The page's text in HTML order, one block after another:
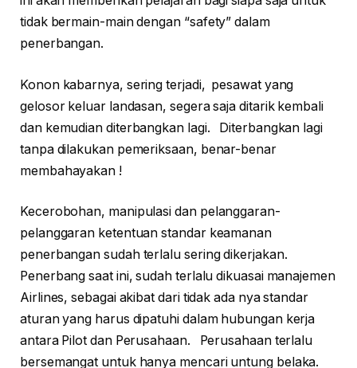
tidak bermain-main dengan “safety” dalam
penerbangan.
Konon kabarnya, sering terjadi, pesawat yang
gelosor keluar landasan, segera saja ditarik kembali
dan kemudian diterbangkan lagi. Diterbangkan lagi
tanpa dilakukan pemeriksaan, benar-benar
membahayakan !
Kecerobohan, manipulasi dan pelanggaran-
pelanggaran ketentuan standar keamanan
penerbangan sudah terlalu sering dikerjakan.
Penerbang saat ini, sudah terlalu dikuasai manajemen
Airlines, sebagai akibat dari tidak ada nya standar
aturan yang harus dipatuhi dalam hubungan kerja
antara Pilot dan Perusahaan. Perusahaan terlalu
bersemangat untuk hanya mencari untung belaka.